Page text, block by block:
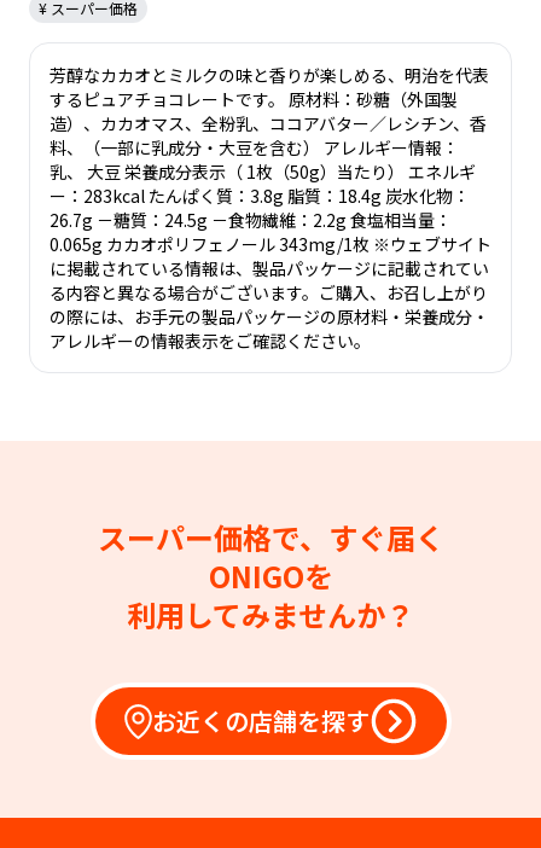
¥ スーパー価格
芳醇なカカオとミルクの味と香りが楽しめる、明治を代表
するピュアチョコレートです。 原材料：砂糖（外国製
造）、カカオマス、全粉乳、ココアバター／レシチン、香
料、（一部に乳成分・大豆を含む） アレルギー情報：
乳、 大豆 栄養成分表示（ 1枚（50g）当たり） エネルギ
ー：283kcal たんぱく質：3.8g 脂質：18.4g 炭水化物：
26.7g －糖質：24.5g －食物繊維：2.2g 食塩相当量：
0.065g カカオポリフェノール 343mg/1枚 ※ウェブサイト
に掲載されている情報は、製品パッケージに記載されてい
る内容と異なる場合がございます。ご購入、お召し上がり
の際には、お手元の製品パッケージの原材料・栄養成分・
アレルギーの情報表示をご確認ください。
スーパー価格で、すぐ届く
ONIGOを
利用してみませんか？
お近くの店舗を探す